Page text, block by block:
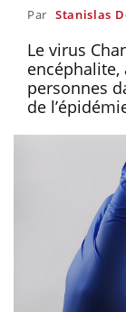
Par Stanislas
Le virus
encéphalite,
personnes
de